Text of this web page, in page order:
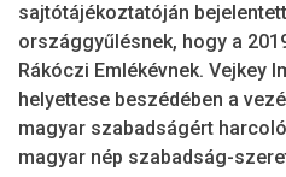
sajtótájékoztatóján
országgyűlésnek, hogy a
Rákóczi Emlékévnek. Vejkey
helyettese beszédében a
magyar szabadságért
magyar nép szabadság-